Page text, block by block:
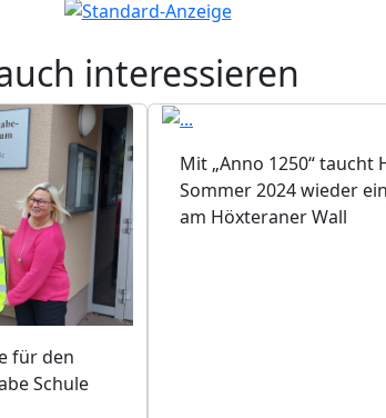
interessieren
für den
Schule
Mit „Anno 1250“ taucht
Sommer 2024 wieder
am Höxteraner Wall